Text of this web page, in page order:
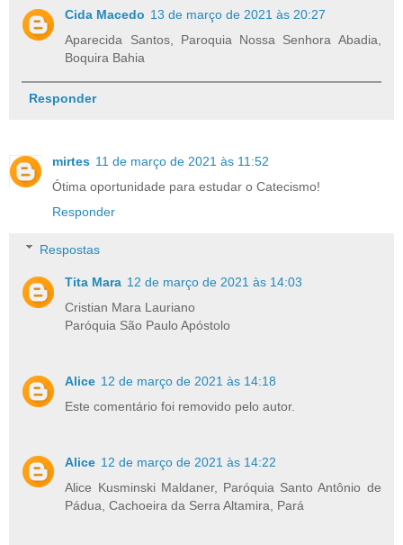
Cida Macedo 13 de março de 2021 às 20:27
Aparecida Santos, Paroquia Nossa Senhora Abadia,
Boquira Bahia
Responder
mirtes 11 de março de 2021 às 11:52
Ótima oportunidade para estudar o Catecismo!
Responder
Respostas
Tita Mara 12 de março de 2021 às 14:03
Cristian Mara Lauriano
Paróquia São Paulo Apóstolo
Alice 12 de março de 2021 às 14:18
Este comentário foi removido pelo autor.
Alice 12 de março de 2021 às 14:22
Alice Kusminski Maldaner, Paróquia Santo Antônio de
Pádua, Cachoeira da Serra Altamira, Pará